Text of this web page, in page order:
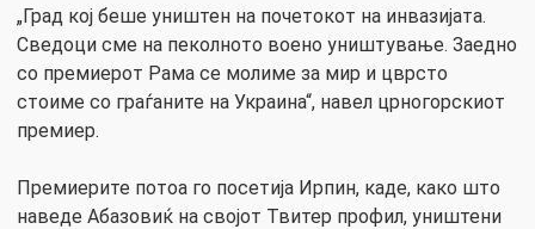
„Град кој беше уништен на почетокот на инвазијата.
Сведоци сме на пеколното воено уништување. Заедно
со премиерот Рама се молиме за мир и цврсто
стоиме со граѓаните на Украина“, навел црногорскиот
премиер.
Премиерите потоа го посетија Ирпин, каде, како што
наведе Абазовиќ на својот Твитер профил, уништени